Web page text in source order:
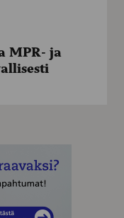
MPR- ja